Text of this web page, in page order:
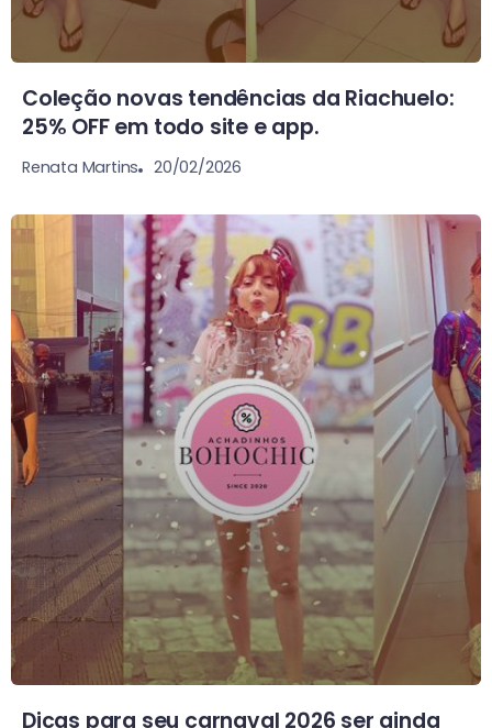
Coleção novas tendências da Riachuelo:
25% OFF em todo site e app.
Renata Martins 20/02/2026
Dicas para seu carnaval 2026 ser ainda